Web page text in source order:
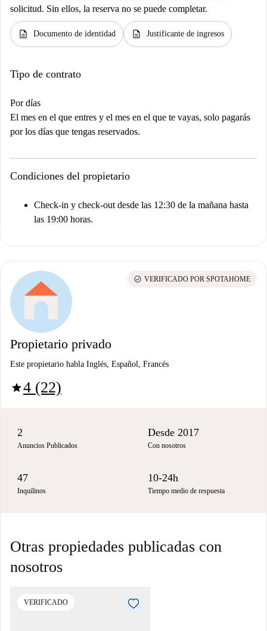
solicitud. Sin ellos, la reserva no se puede completar.
description Documento de identidad description Justificante de ingresos
Tipo de contrato
Por días
El mes en el que entres y el mes en el que te vayas, solo pagarás
por los días que tengas reservados.
Condiciones del propietario
Check-in y check-out desde las 12:30 de la mañana hasta
las 19:00 horas.
Propietario privado
Este propietario habla Inglés, Español, Francés
star4 (22)
check_circle VERIFICADO POR SPOTAHOME
2
Anuncios Publicados
Desde 2017
Con nosotros
47
Inquilinos
10-24h
Tiempo medio de respuesta
Otras propiedades publicadas con
nosotros
VERIFICADO